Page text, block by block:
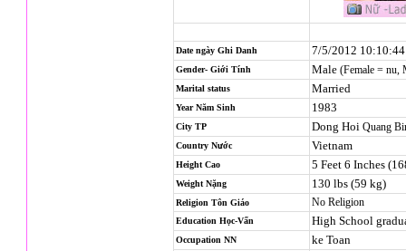
Date ngày Ghi Danh 7/5/2012
Gender- Giới Tính Male (Female = nu,
Marital status Married
Year Năm Sinh 1983
City TP Dong Hoi Quang
Country Nước Vietnam
Height Cao 5 Feet 6 Inches
Weight Nặng 130 lbs (59 kg)
Religion Tôn Giáo No Religion
Education Học-Vấn High School
Occupation NN ke Toan